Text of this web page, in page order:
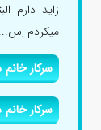
زاید دارم
میکردم ,س...
سرکار
سرکار